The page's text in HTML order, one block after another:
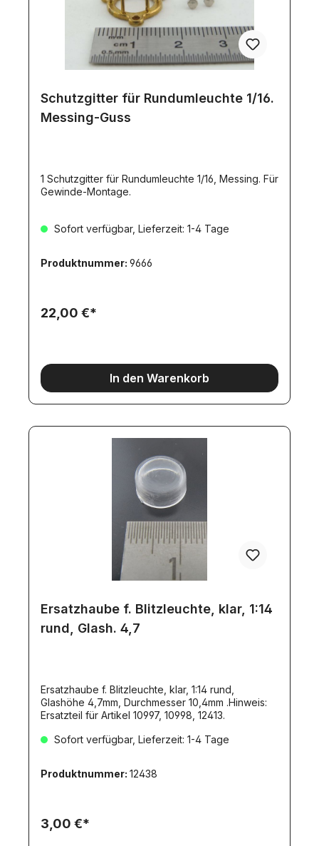
ausschalten!Eine Alternative wäre der Artikel 8068.
Schutzgitter für Rundumleuchte 1/16.
Messing-Guss
1 Schutzgitter für Rundumleuchte 1/16, Messing. Für
Gewinde-Montage.
Sofort verfügbar, Lieferzeit: 1-4 Tage
Produktnummer: 9666
22,00 €*
In den Warenkorb
Ersatzhaube f. Blitzleuchte, klar, 1:14
rund, Glash. 4,7
Ersatzhaube f. Blitzleuchte, klar, 1:14 rund,
Glashöhe 4,7mm, Durchmesser 10,4mm .Hinweis:
Ersatzteil für Artikel 10997, 10998, 12413.
Sofort verfügbar, Lieferzeit: 1-4 Tage
Produktnummer: 12438
3,00 €*